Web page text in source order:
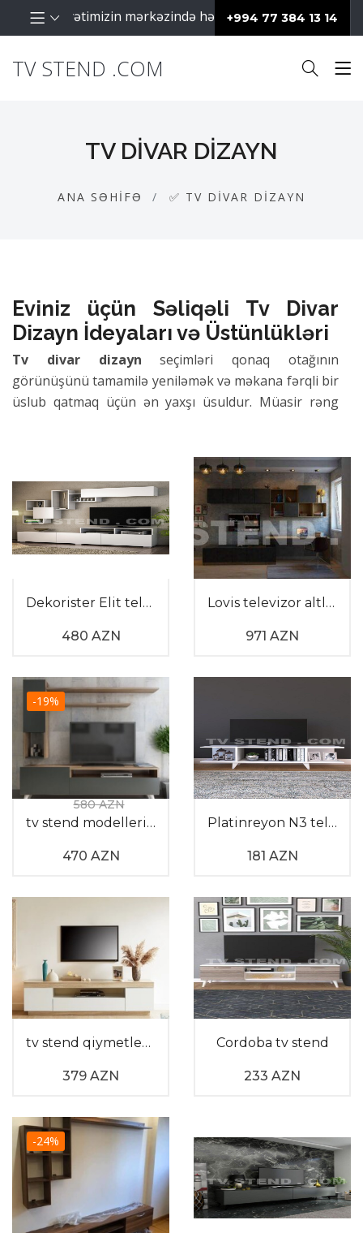
fəaliyyətimizin mərkəzində hər zaman müştərilərimiz
+994 77 384 13 14
TV STEND .COM
TV DIVAR DIZAYN
ANA SƏHIFƏ ✅ TV DIVAR DIZAYN
Eviniz üçün Səliqəli Tv Divar
Dizayn İdeyaları və Üstünlükləri
Tv divar dizayn seçimləri qonaq otağının
görünüşünü tamamilə yeniləmək və məkana fərqli bir
üslub qatmaq üçün ən yaxşı üsuldur. Müasir rəng
Bu cür yanaşma otağın memarlıq elementlərini ön
plana çıxarmaqla yanaşı, daxili interyeri daha zəngin
göstərir. Həmçinin, düzgün seçilmiş materiallar və
dekorativ detallar otağın bütün enerjisini müsbətə
doğru dəyişir. Zövqlə planlanmış tv divar dizayn
nümunələri qonaq otağınızı evinizin ən sevilən və
təəssürat yaradır.
tarazlaşdırır. Minimalist və ya klassik üslubda
hazırlanan bu konstruksiyalar hər bir mənzilin
ölçülərinə uyğun olaraq xüsusi formada hazırlana
bilir. Bu cür funksional və müasir tv divar dizayn
tətbiqləri qonaq otağında həm səliqə yaradır, həm də
istirahət vaxtınızı daha keyfiyyətli keçirməyinizə şərait
yaradır.
Dekorister Elit televizor altlığı
480 AZN
Lovis televizor altlığı
971 AZN
-19%
tv stend modelleri 2026
470 AZN
580 AZN
Platinreyon N3 televizor altı
181 AZN
tv stend qiymetleri 100101
379 AZN
Cordoba tv stend
233 AZN
-24%